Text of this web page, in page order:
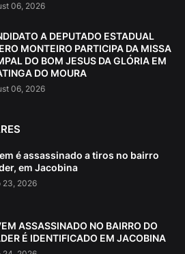
06, 2026
A DEPUTADO ESTADUAL
MONTEIRO PARTICIPA DA MISSA
DO BOM JESUS DA GLÓRIA EM
DO MOURA
06, 2026
é assassinado a tiros no bairro
em Jacobina
23, 2026
ASSASSINADO NO BAIRRO DO
É IDENTIFICADO EM JACOBINA